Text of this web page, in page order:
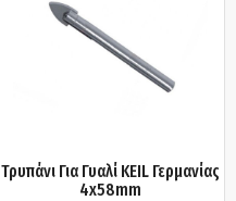
Τρυπάνι Για Γυαλί KEIL Γερμανίας
4x58mm